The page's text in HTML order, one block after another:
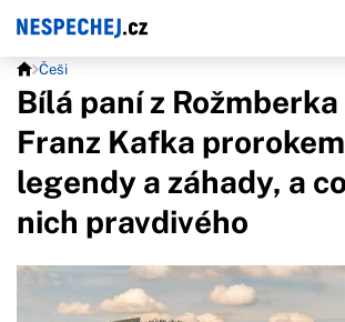
Češi
Bílá paní z
Franz Kafka
legendy a záhady, a
nich pravdivého